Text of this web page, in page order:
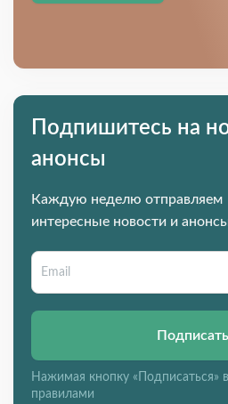
Подпишитесь на
анонсы
Каждую неделю отправляем
интересные новости и
Нажимая кнопку «Подписаться»
правилами